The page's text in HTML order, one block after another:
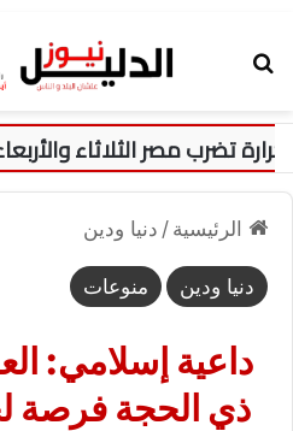
مصر الثلاثاء والأربعاء
الرئيسية / دنيا ودين
دنيا ودين منوعات
داعية إسلامي:
ذي الحجة فرصة